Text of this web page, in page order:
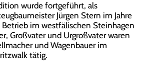
wurde fortgeführt, als
Jürgen Stern im Jahre
im westfälischen Steinhagen
Großvater und Urgroßvater waren
und Wagenbauer im
tätig.